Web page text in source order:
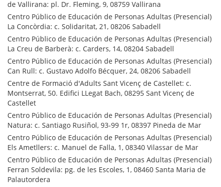
de Vallirana: pl. Dr. Fleming, 9, 08759 Vallirana
Centro Público de Educación de Personas Adultas (Presencial)
La Concòrdia: c. Solidaritat, 21, 08206 Sabadell
Centro Público de Educación de Personas Adultas (Presencial)
La Creu de Barberà: c. Carders, 14, 08204 Sabadell
Centro Público de Educación de Personas Adultas (Presencial)
Can Rull: c. Gustavo Adolfo Bécquer, 24, 08206 Sabadell
Centre de Formació d'Adults Sant Vicenç de Castellet: c.
Montserrat, 50. Edifici LLegat Bach, 08295 Sant Vicenç de
Castellet
Centro Público de Educación de Personas Adultas (Presencial)
Natura: c. Santiago Rusiñol, 93-99 1r, 08397 Pineda de Mar
Centro Público de Educación de Personas Adultas (Presencial)
Els Ametllers: c. Manuel de Falla, 1, 08340 Vilassar de Mar
Centro Público de Educación de Personas Adultas (Presencial)
Ferran Soldevila: pg. de les Escoles, 1, 08460 Santa Maria de
Palautordera